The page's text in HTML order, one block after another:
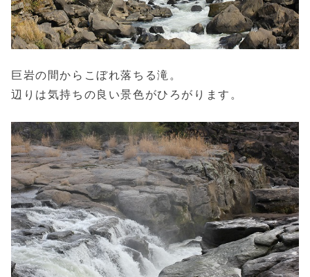
巨岩の間からこぼれ落ちる滝。
辺りは気持ちの良い景色がひろがります。